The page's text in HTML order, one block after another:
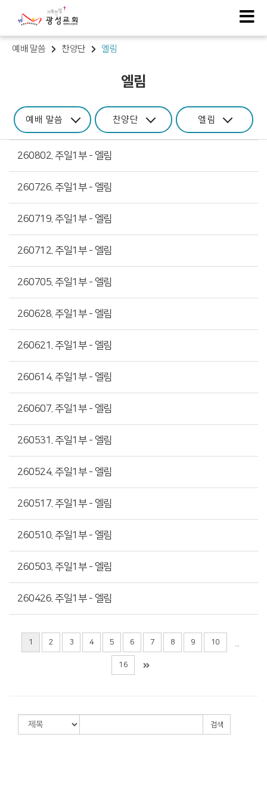
예배 말씀 찬양단 엘림
엘림
예배 말씀 찬양단 엘림
260802. 주일1부 - 엘림
260726. 주일1부 - 엘림
260719. 주일1부 - 엘림
260712. 주일1부 - 엘림
260705. 주일1부 - 엘림
260628. 주일1부 - 엘림
260621. 주일1부 - 엘림
260614. 주일1부 - 엘림
260607. 주일1부 - 엘림
260531. 주일1부 - 엘림
260524. 주일1부 - 엘림
260517. 주일1부 - 엘림
260510. 주일1부 - 엘림
260503. 주일1부 - 엘림
260426. 주일1부 - 엘림
1 2 3 4 5 6 7 8 9 10
16
검색